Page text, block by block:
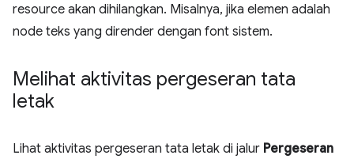
resource akan dihilangkan. Misalnya, jika elemen adalah
node teks yang dirender dengan font sistem.
Melihat aktivitas pergeseran tata
letak
Lihat aktivitas pergeseran tata letak di jalur Pergeseran